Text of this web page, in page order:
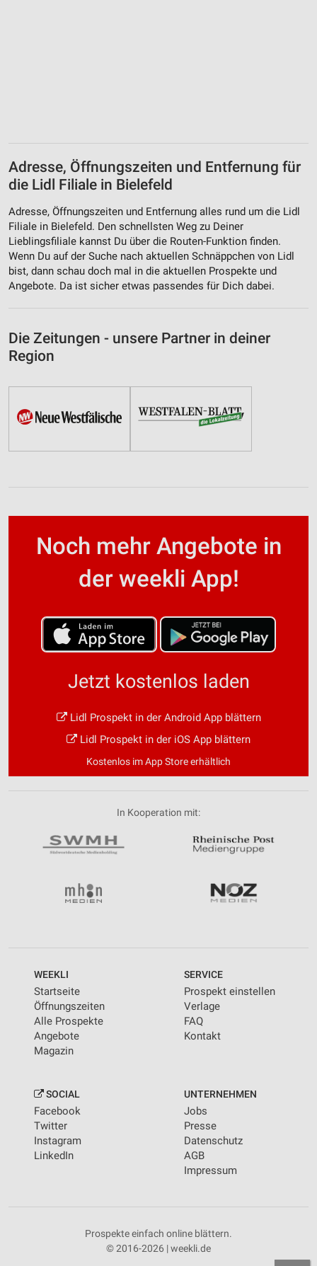
Adresse, Öffnungszeiten und Entfernung für
die Lidl Filiale in Bielefeld
Adresse, Öffnungszeiten und Entfernung alles rund um die Lidl
Filiale in Bielefeld. Den schnellsten Weg zu Deiner
Lieblingsfiliale kannst Du über die Routen-Funktion finden.
Wenn Du auf der Suche nach aktuellen Schnäppchen von Lidl
bist, dann schau doch mal in die aktuellen Prospekte und
Angebote. Da ist sicher etwas passendes für Dich dabei.
Die Zeitungen - unsere Partner in deiner
Region
Noch mehr Angebote in
der weekli App!
Jetzt kostenlos laden
Lidl Prospekt in der Android App blättern
Lidl Prospekt in der iOS App blättern
Kostenlos im App Store erhältlich
In Kooperation mit:
WEEKLI
Startseite
Öffnungszeiten
Alle Prospekte
Angebote
Magazin
SERVICE
Prospekt einstellen
Verlage
FAQ
Kontakt
SOCIAL
Facebook
Twitter
Instagram
LinkedIn
UNTERNEHMEN
Jobs
Presse
Datenschutz
AGB
Impressum
Prospekte einfach online blättern.
© 2016-2026 | weekli.de